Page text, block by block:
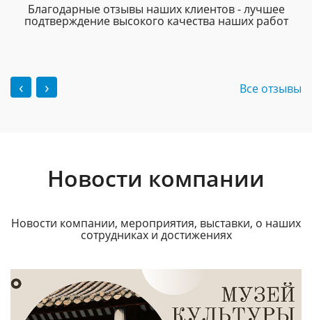
Благодарные отзывы наших клиентов - лучшее
подтверждение высокого качества наших работ
‹ › Все отзывы
Новости компании
Новости компании, мероприятия, выставки, о наших
сотрудниках и достижениях